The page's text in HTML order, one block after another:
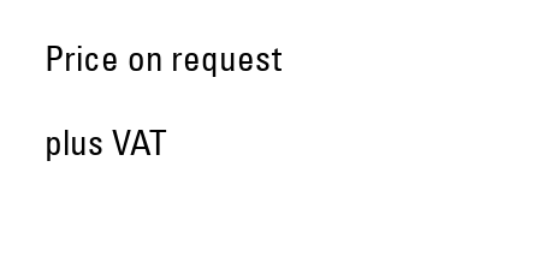
Price on request
plus VAT